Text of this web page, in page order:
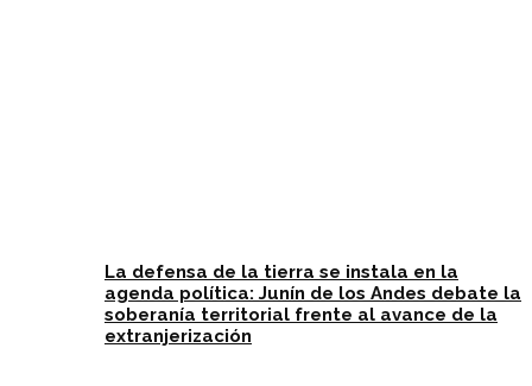
La defensa de la tierra se instala en la
agenda política: Junín de los Andes debate la
soberanía territorial frente al avance de la
extranjerización